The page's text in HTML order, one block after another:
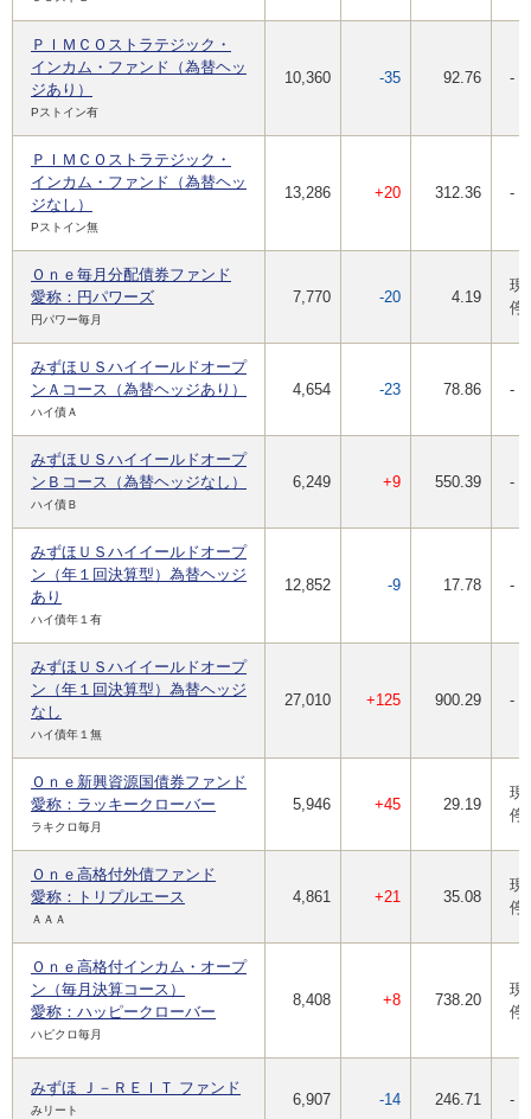
ＰＩＭＣＯストラテジック・
インカム・ファンド（為替ヘッ
ジあり）
Pストイン有
10,360 -35 92.76 -
ＰＩＭＣＯストラテジック・
インカム・ファンド（為替ヘッ
ジなし）
Pストイン無
13,286 +20 312.36 -
Ｏｎｅ毎月分配債券ファンド
愛称：円パワーズ
円パワー毎月
7,770 -20 4.19
現
停
みずほＵＳハイイールドオープ
ンＡコース（為替ヘッジあり）
ハイ債Ａ
4,654 -23 78.86 -
みずほＵＳハイイールドオープ
ンＢコース（為替ヘッジなし）
ハイ債Ｂ
6,249 +9 550.39 -
みずほＵＳハイイールドオープ
ン（年１回決算型）為替ヘッジ
あり
ハイ債年１有
12,852 -9 17.78 -
みずほＵＳハイイールドオープ
ン（年１回決算型）為替ヘッジ
なし
ハイ債年１無
27,010 +125 900.29 -
Ｏｎｅ新興資源国債券ファンド
愛称：ラッキークローバー
ラキクロ毎月
5,946 +45 29.19
現
停
Ｏｎｅ高格付外債ファンド
愛称：トリプルエース
ＡＡＡ
4,861 +21 35.08
現
停
Ｏｎｅ高格付インカム・オープ
ン（毎月決算コース）
愛称：ハッピークローバー
ハピクロ毎月
8,408 +8 738.20
現
停
みずほ Ｊ－ＲＥＩＴ ファンド
みリート
6,907 -14 246.71 -